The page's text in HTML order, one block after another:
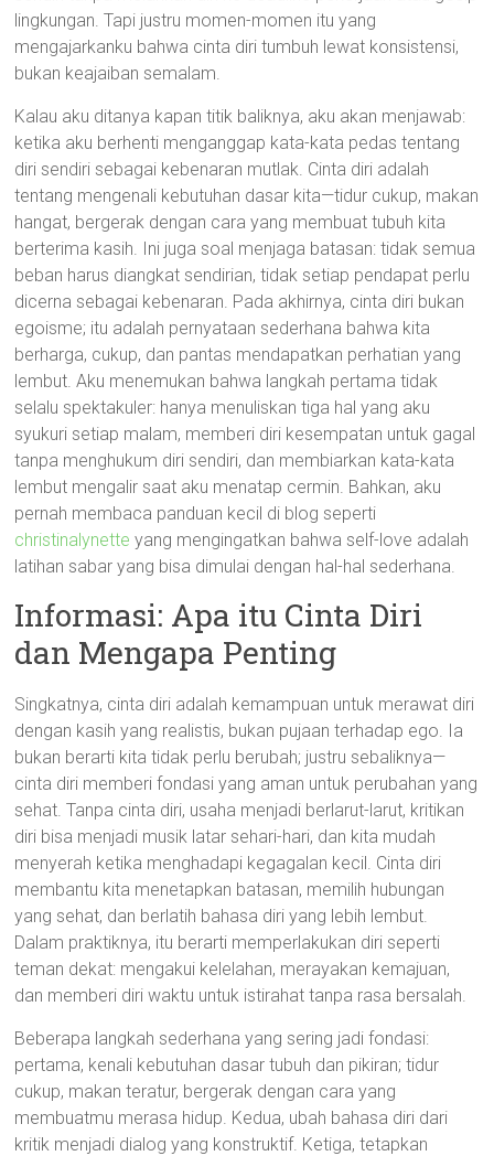
lingkungan. Tapi justru momen-momen itu yang
mengajarkanku bahwa cinta diri tumbuh lewat konsistensi,
bukan keajaiban semalam.
Kalau aku ditanya kapan titik baliknya, aku akan menjawab:
ketika aku berhenti menganggap kata-kata pedas tentang
diri sendiri sebagai kebenaran mutlak. Cinta diri adalah
tentang mengenali kebutuhan dasar kita—tidur cukup, makan
hangat, bergerak dengan cara yang membuat tubuh kita
berterima kasih. Ini juga soal menjaga batasan: tidak semua
beban harus diangkat sendirian, tidak setiap pendapat perlu
dicerna sebagai kebenaran. Pada akhirnya, cinta diri bukan
egoisme; itu adalah pernyataan sederhana bahwa kita
berharga, cukup, dan pantas mendapatkan perhatian yang
lembut. Aku menemukan bahwa langkah pertama tidak
selalu spektakuler: hanya menuliskan tiga hal yang aku
syukuri setiap malam, memberi diri kesempatan untuk gagal
tanpa menghukum diri sendiri, dan membiarkan kata-kata
lembut mengalir saat aku menatap cermin. Bahkan, aku
pernah membaca panduan kecil di blog seperti
christinalynette yang mengingatkan bahwa self-love adalah
latihan sabar yang bisa dimulai dengan hal-hal sederhana.
Informasi: Apa itu Cinta Diri
dan Mengapa Penting
Singkatnya, cinta diri adalah kemampuan untuk merawat diri
dengan kasih yang realistis, bukan pujaan terhadap ego. Ia
bukan berarti kita tidak perlu berubah; justru sebaliknya—
cinta diri memberi fondasi yang aman untuk perubahan yang
sehat. Tanpa cinta diri, usaha menjadi berlarut-larut, kritikan
diri bisa menjadi musik latar sehari-hari, dan kita mudah
menyerah ketika menghadapi kegagalan kecil. Cinta diri
membantu kita menetapkan batasan, memilih hubungan
yang sehat, dan berlatih bahasa diri yang lebih lembut.
Dalam praktiknya, itu berarti memperlakukan diri seperti
teman dekat: mengakui kelelahan, merayakan kemajuan,
dan memberi diri waktu untuk istirahat tanpa rasa bersalah.
Beberapa langkah sederhana yang sering jadi fondasi:
pertama, kenali kebutuhan dasar tubuh dan pikiran; tidur
cukup, makan teratur, bergerak dengan cara yang
membuatmu merasa hidup. Kedua, ubah bahasa diri dari
kritik menjadi dialog yang konstruktif. Ketiga, tetapkan